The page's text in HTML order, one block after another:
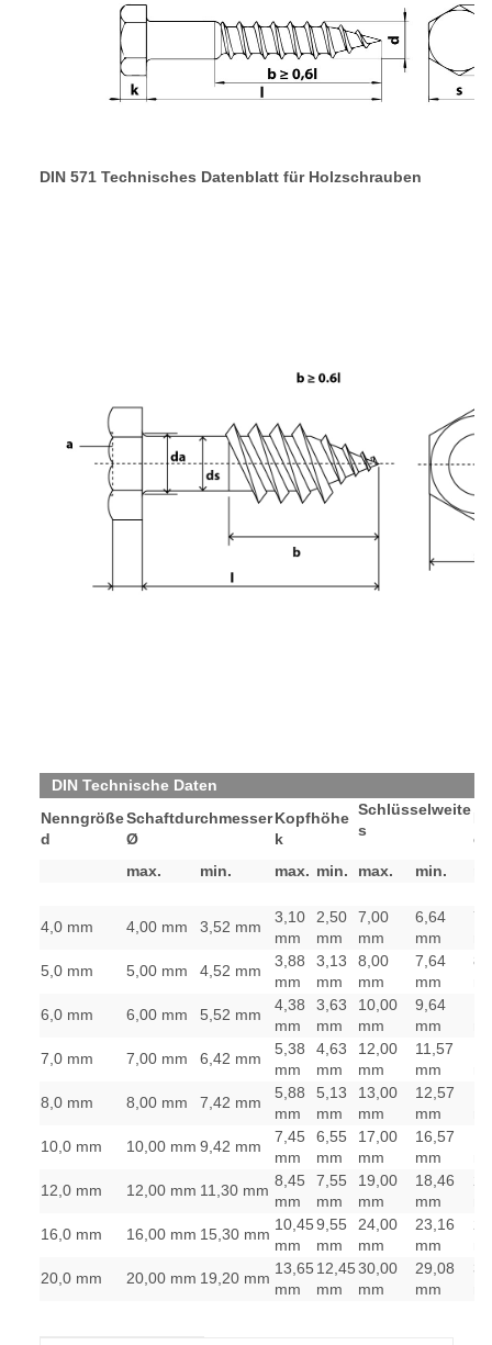
DIN 571 Technisches Datenblatt für Holzschrauben
DIN Technische Daten
Nenngröße
d
Schaftdurchmesser
Ø
Kopfhöhe
k
Schlüsselweite
s
e
max.
min. max. min. max. min.
4,0 mm 4,00 mm 3,52 mm
3,10
mm
2,50
mm
7,00
mm
6,64
mm
5,0 mm
5,00 mm 4,52 mm
3,88
mm
3,13
mm
8,00
mm
7,64
mm
6,0 mm
6,00 mm 5,52 mm
4,38
mm
3,63
mm
10,00
mm
9,64
mm
7,0 mm
7,00 mm 6,42 mm
5,38
mm
4,63
mm
12,00
mm
11,57
mm
8,0 mm
8,00 mm 7,42 mm
5,88
mm
5,13
mm
13,00
mm
12,57
mm
10,0 mm
10,00 mm 9,42 mm
7,45
mm
6,55
mm
17,00
mm
16,57
mm
12,0 mm
12,00 mm 11,30 mm
8,45
mm
7,55
mm
19,00
mm
18,46
mm
16,0 mm
16,00 mm 15,30 mm
10,45
mm
9,55
mm
24,00
mm
23,16
mm
20,0 mm
20,00 mm 19,20 mm
13,65
mm
12,45
mm
30,00
mm
29,08
mm